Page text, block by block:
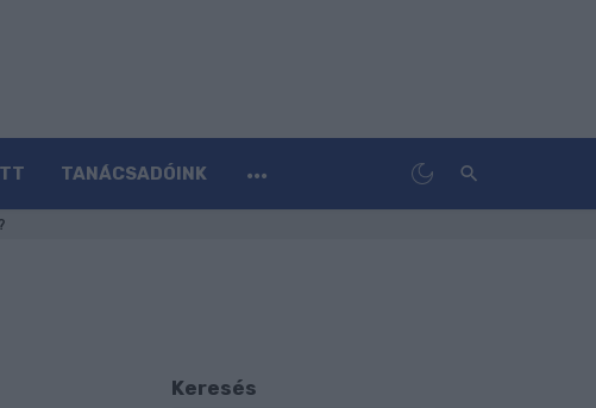
TANÁCSADÓINK
Keresés